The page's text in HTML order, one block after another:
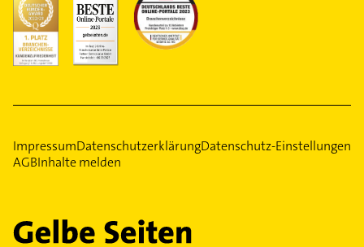
ImpressumDatenschutzerklärungDatenschutz-Einstellungen
AGBInhalte melden